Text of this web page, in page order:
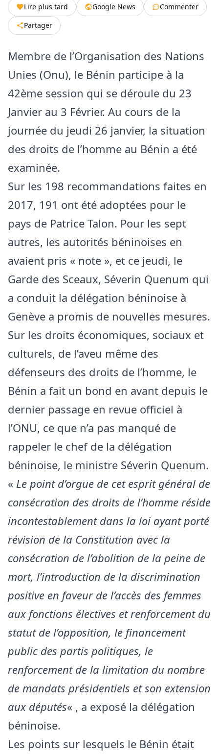
Lire plus tard Google News
Commenter
Partager
Membre de l’Organisation des Nations
Unies (Onu), le Bénin participe à la
42ème session qui se déroule du 23
Janvier au 3 Février. Au cours de la
journée du jeudi 26 janvier, la situation
des droits de l’homme au Bénin a été
examinée.
Sur les 198 recommandations faites en
2017, 191 ont été adoptées pour le
pays de Patrice Talon. Pour les sept
autres, les autorités béninoises en
avaient pris « note », et ce jeudi, le
Garde des Sceaux, Séverin Quenum qui
a conduit la délégation béninoise à
Genève a promis de nouvelles mesures.
Sur les droits économiques, sociaux et
culturels, de l’aveu même des
défenseurs des droits de l’homme, le
Bénin a fait un bond en avant depuis le
dernier passage en revue officiel à
l’ONU, ce que n’a pas manqué de
rappeler le chef de la délégation
béninoise, le ministre Séverin Quenum.
« Le point d’orgue de cet esprit général de
consécration des droits de l’homme réside
incontestablement dans la loi ayant porté
révision de la Constitution avec la
consécration de l’abolition de la peine de
mort, l’introduction de la discrimination
positive en faveur de l’accès des femmes
aux fonctions électives et renforcement du
statut de l’opposition, le financement
public des partis politiques, le
renforcement de la limitation du nombre
de mandats présidentiels et son extension
aux députés« , a exposé la délégation
béninoise.
Les points sur lesquels le Bénin était